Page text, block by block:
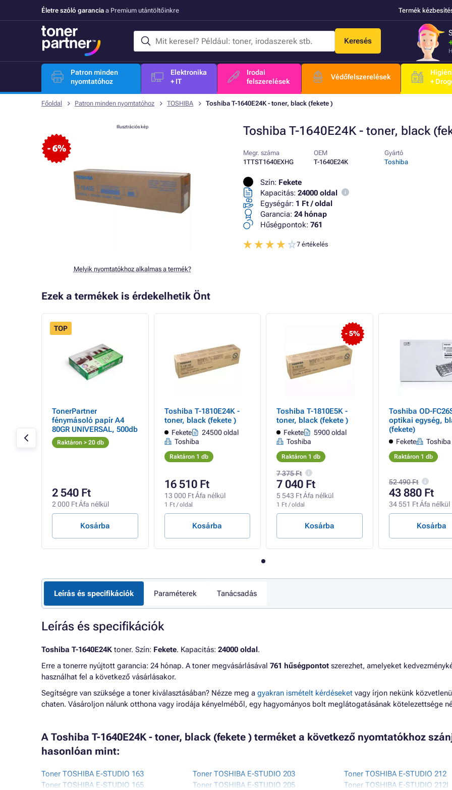
Életre szóló garancia a Premium utántöltőinkre Termék
Keresés
Patron minden
nyomtatóhoz
Elektronika
+ IT
Irodai
felszerelések
Védőfelszerelések
+
Főoldal Patron minden nyomtatóhoz TOSHIBA Toshiba T-1640E24K - toner, black (fekete )
Toshiba T-1640E24K - toner, black
- 6%
Illusztrációs kép
Melyik nyomtatókhoz alkalmas a termék?
Megr. száma
1TTST1640EXHG
OEM
T-1640E24K
Gyártó
Toshiba
Szín: Fekete
Kapacitás: 24000 oldal
Egységár: 1 Ft / oldal
Garancia: 24 hónap
Hűségpontok: 761
7 értékelés
Ezek a termékek is érdekelhetik Önt
TOP
TonerPartner
fénymásoló papír A4
80GR UNIVERSAL, 500db
Raktáron > 20 db
2 540 Ft
2 000 Ft Áfa nélkül
Kosárba
Toshiba T-1810E24K -
toner, black (fekete )
Fekete
24500 oldal
Toshiba
Raktáron 1 db
16 510 Ft
13 000 Ft Áfa nélkül
1 Ft / oldal
Kosárba
- 5%
Toshiba T-1810E5K -
toner, black (fekete )
Fekete
5900 oldal
Toshiba
Raktáron 1 db
7 375 Ft
7 040 Ft
5 543 Ft Áfa nélkül
1 Ft / oldal
Kosárba
Toshiba OD-
optikai egység,
(fekete)
Fekete Toshiba
Raktáron 1 db
52 490 Ft
43 880 Ft
34 551 Ft Áfa nélkül
Kosárba
Leírás és specifikációk Paraméterek Tanácsadás
Leírás és specifikációk
Toshiba T-1640E24K toner. Szín: Fekete. Kapacitás: 24000 oldal.
Erre a tonerre nyújtott garancia: 24 hónap. A toner megvásárlásával 761 hűségpontot szerezhet, amelyeket
használhat fel a következő vásárlásakor.
Segítségre van szüksége a toner kiválasztásában? Nézze meg a gyakran ismételt kérdéseket vagy írjon nekünk
chaten. Vásároljon nálunk otthona vagy irodája kényelméből, egy hagyományos bolt meglátogatásának kötelezettsége
A Toshiba T-1640E24K - toner, black (fekete ) terméket a következő nyomtatókhoz
hasonlóan mint:
Toner TOSHIBA E-STUDIO 163
Toner TOSHIBA E-STUDIO 165
Toner TOSHIBA E-STUDIO 203
Toner TOSHIBA E-STUDIO 205
Toner TOSHIBA E-STUDIO 212
Toner TOSHIBA E-STUDIO 212I